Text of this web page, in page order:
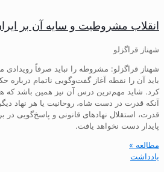
انقلاب مشروطیت و سایه آن بر
شهناز قراگزلو
شهناز قراگزلو: مشروطه را نباید صرفاً رویدادی
باید آن را نقطه آغاز گفت‌وگویی ناتمام درباره
کرد. شاید مهم‌ترین درس آن نیز همین باشد که
آنکه قدرت در دست شاه، روحانیت یا هر نهاد
قدرت، استقلال نهادهای قانونی و پاسخ‌گویی در
پایدار دست نخواهد یافت.
مطالعه »
یادداشت